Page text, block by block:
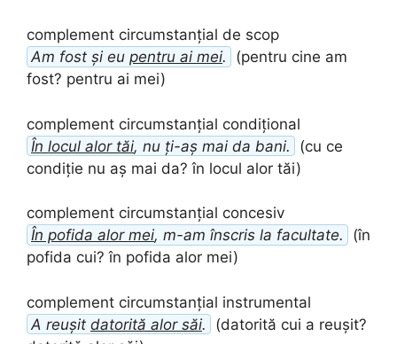
complement circumstanțial de scop
Am fost și eu pentru ai mei.
(pentru cine am
fost? pentru ai mei)
complement circumstanțial condițional
În locul alor tăi, nu ți-aș mai da bani.
(cu ce
condiție nu aș mai da? în locul alor tăi)
complement circumstanțial concesiv
În pofida alor mei, m-am înscris la facultate.
(în
pofida cui? în pofida alor mei)
complement circumstanțial instrumental
A reușit datorită alor săi.
(datorită cui a reușit?